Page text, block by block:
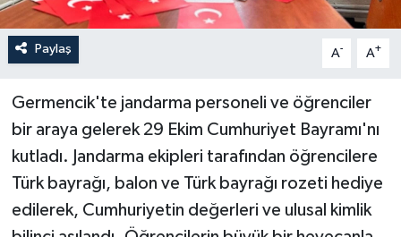
Paylaş A- A+
Germencik'te jandarma personeli ve öğrenciler
bir araya gelerek 29 Ekim Cumhuriyet Bayramı'nı
kutladı. Jandarma ekipleri tarafından öğrencilere
Türk bayrağı, balon ve Türk bayrağı rozeti hediye
edilerek, Cumhuriyetin değerleri ve ulusal kimlik